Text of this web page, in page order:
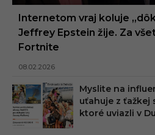
Internetom vraj koluje
Jeffrey Epstein žije. Za
Fortnite
08.02.2026
Myslite na
uťahuje z ťažkej
ktoré uviazli v